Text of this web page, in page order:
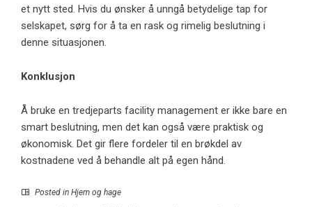
et nytt sted. Hvis du ønsker å unngå betydelige tap for
selskapet, sørg for å ta en rask og rimelig beslutning i
denne situasjonen.
Konklusjon
Å bruke en tredjeparts facility management er ikke bare en
smart beslutning, men det kan også være praktisk og
økonomisk. Det gir flere fordeler til en brøkdel av
kostnadene ved å behandle alt på egen hånd.
Posted in Hjem og hage